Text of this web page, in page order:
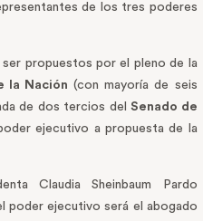
de los tres poderes
propuestos por el pleno de la
la Nación (con mayoría de seis
de dos tercios delSenado de
ejecutivo a propuesta de la
Claudia Sheinbaum Pardo
poder ejecutivo será el abogado